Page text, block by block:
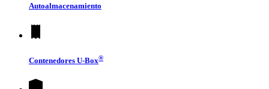
Autoalmacenamiento
Contenedores U-Box®